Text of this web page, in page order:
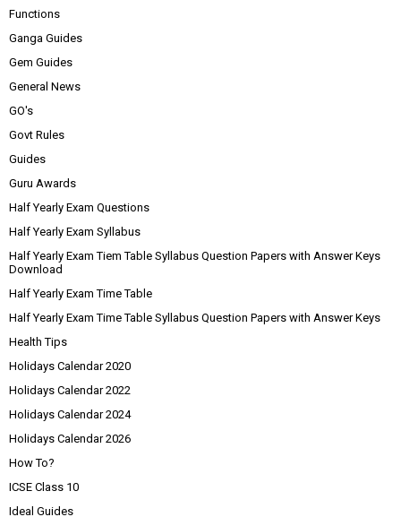
Functions
Ganga Guides
Gem Guides
General News
GO's
Govt Rules
Guides
Guru Awards
Half Yearly Exam Questions
Half Yearly Exam Syllabus
Half Yearly Exam Tiem Table Syllabus Question Papers with Answer Keys
Download
Half Yearly Exam Time Table
Half Yearly Exam Time Table Syllabus Question Papers with Answer Keys
Health Tips
Holidays Calendar 2020
Holidays Calendar 2022
Holidays Calendar 2024
Holidays Calendar 2026
How To?
ICSE Class 10
Ideal Guides